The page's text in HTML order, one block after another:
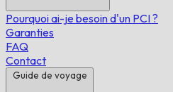
Pourquoi ai-je besoin d'un PCI ?
Garanties
FAQ
Contact
Guide de voyage